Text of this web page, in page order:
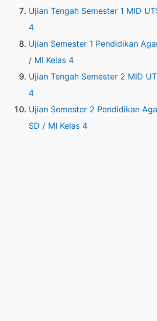
Ujian Tengah Semester 1 MID
4
Ujian Semester 1 Pendidikan
/ MI Kelas 4
Ujian Tengah Semester 2 MID
4
Ujian Semester 2 Pendidikan
SD / MI Kelas 4